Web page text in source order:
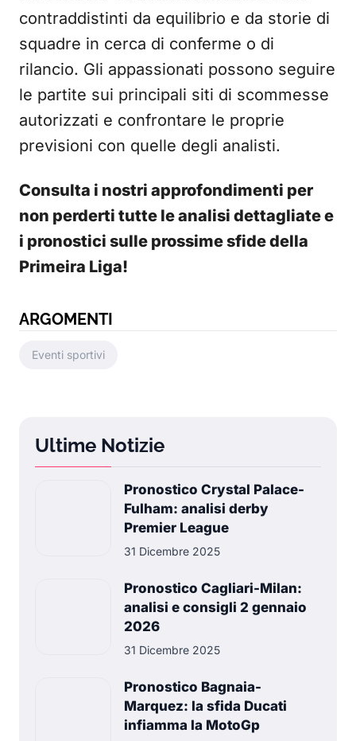
contraddistinti da equilibrio e da storie di
squadre in cerca di conferme o di
rilancio. Gli appassionati possono seguire
le partite sui principali siti di scommesse
autorizzati e confrontare le proprie
previsioni con quelle degli analisti.
Consulta i nostri approfondimenti per
non perderti tutte le analisi dettagliate e
i pronostici sulle prossime sfide della
Primeira Liga!
ARGOMENTI
Eventi sportivi
Ultime Notizie
Pronostico Crystal Palace-
Fulham: analisi derby
Premier League
31 Dicembre 2025
Pronostico Cagliari-Milan:
analisi e consigli 2 gennaio
2026
31 Dicembre 2025
Pronostico Bagnaia-
Marquez: la sfida Ducati
infiamma la MotoGp